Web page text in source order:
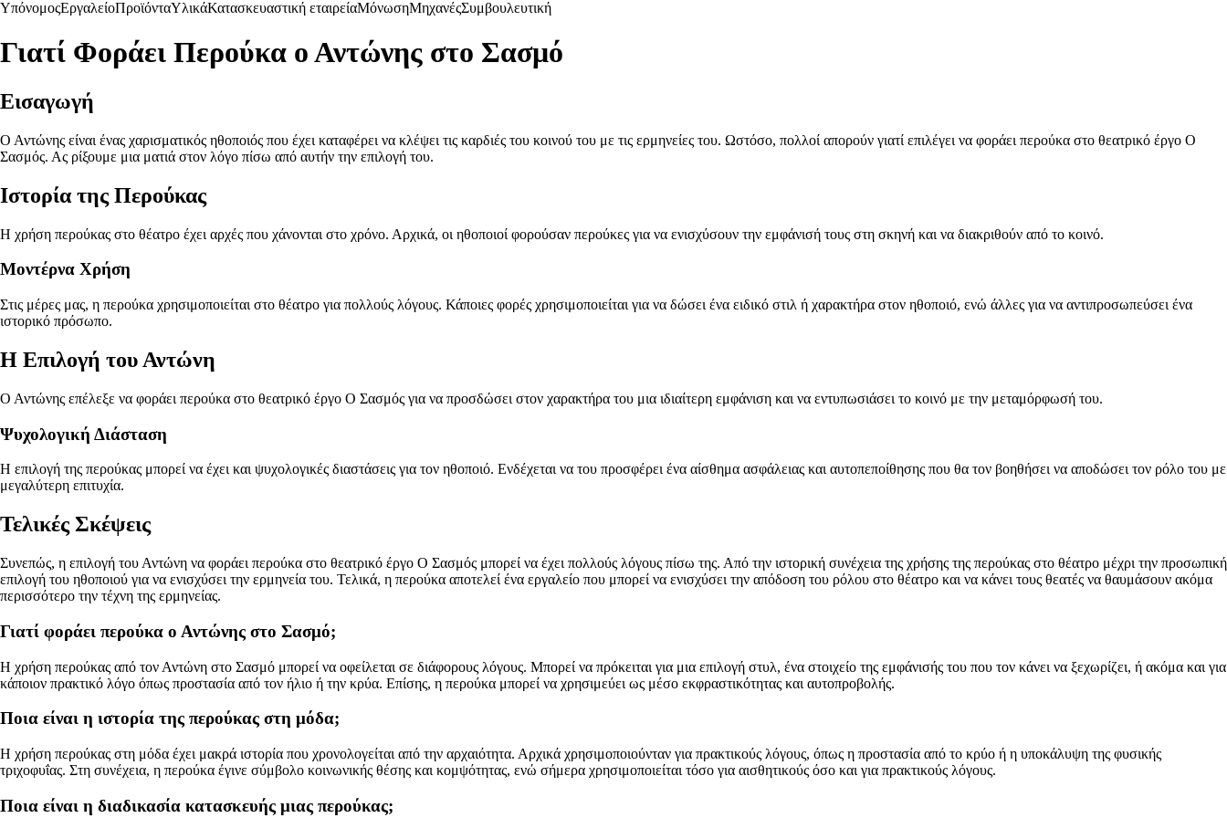
ΥπόνομοςΕργαλείοΠροϊόνταΥλικάΚατασκευαστική εταιρείαΜόνωσηΜηχανέςΣυμβουλευτική
Γιατί Φοράει Περούκα ο Αντώνης στο Σασμό
Εισαγωγή
Ο Αντώνης είναι ένας χαρισματικός ηθοποιός που έχει καταφέρει να κλέψει τις καρδιές του κοινού του με τις ερμηνείες του. Ωστόσο, πολλοί απορούν γιατί επιλέγει να φοράει περούκα στο θεατρικό έργο Ο
Σασμός. Ας ρίξουμε μια ματιά στον λόγο πίσω από αυτήν την επιλογή του.
Ιστορία της Περούκας
Η χρήση περούκας στο θέατρο έχει αρχές που χάνονται στο χρόνο. Αρχικά, οι ηθοποιοί φορούσαν περούκες για να ενισχύσουν την εμφάνισή τους στη σκηνή και να διακριθούν από το κοινό.
Μοντέρνα Χρήση
Στις μέρες μας, η περούκα χρησιμοποιείται στο θέατρο για πολλούς λόγους. Κάποιες φορές χρησιμοποιείται για να δώσει ένα ειδικό στιλ ή χαρακτήρα στον ηθοποιό, ενώ άλλες για να αντιπροσωπεύσει ένα
ιστορικό πρόσωπο.
Η Επιλογή του Αντώνη
Ο Αντώνης επέλεξε να φοράει περούκα στο θεατρικό έργο Ο Σασμός για να προσδώσει στον χαρακτήρα του μια ιδιαίτερη εμφάνιση και να εντυπωσιάσει το κοινό με την μεταμόρφωσή του.
Ψυχολογική Διάσταση
Η επιλογή της περούκας μπορεί να έχει και ψυχολογικές διαστάσεις για τον ηθοποιό. Ενδέχεται να του προσφέρει ένα αίσθημα ασφάλειας και αυτοπεποίθησης που θα τον βοηθήσει να αποδώσει τον ρόλο του με
μεγαλύτερη επιτυχία.
Τελικές Σκέψεις
Συνεπώς, η επιλογή του Αντώνη να φοράει περούκα στο θεατρικό έργο Ο Σασμός μπορεί να έχει πολλούς λόγους πίσω της. Από την ιστορική συνέχεια της χρήσης της περούκας στο θέατρο μέχρι την προσωπική
επιλογή του ηθοποιού για να ενισχύσει την ερμηνεία του. Τελικά, η περούκα αποτελεί ένα εργαλείο που μπορεί να ενισχύσει την απόδοση του ρόλου στο θέατρο και να κάνει τους θεατές να θαυμάσουν ακόμα
περισσότερο την τέχνη της ερμηνείας.
Γιατί φοράει περούκα ο Αντώνης στο Σασμό;
Η χρήση περούκας από τον Αντώνη στο Σασμό μπορεί να οφείλεται σε διάφορους λόγους. Μπορεί να πρόκειται για μια επιλογή στυλ, ένα στοιχείο της εμφάνισής του που τον κάνει να ξεχωρίζει, ή ακόμα και για
κάποιον πρακτικό λόγο όπως προστασία από τον ήλιο ή την κρύα. Επίσης, η περούκα μπορεί να χρησιμεύει ως μέσο εκφραστικότητας και αυτοπροβολής.
Ποια είναι η ιστορία της περούκας στη μόδα;
Η χρήση περούκας στη μόδα έχει μακρά ιστορία που χρονολογείται από την αρχαιότητα. Αρχικά χρησιμοποιούνταν για πρακτικούς λόγους, όπως η προστασία από το κρύο ή η υποκάλυψη της φυσικής
τριχοφυΐας. Στη συνέχεια, η περούκα έγινε σύμβολο κοινωνικής θέσης και κομψότητας, ενώ σήμερα χρησιμοποιείται τόσο για αισθητικούς όσο και για πρακτικούς λόγους.
Ποια είναι η διαδικασία κατασκευής μιας περούκας;